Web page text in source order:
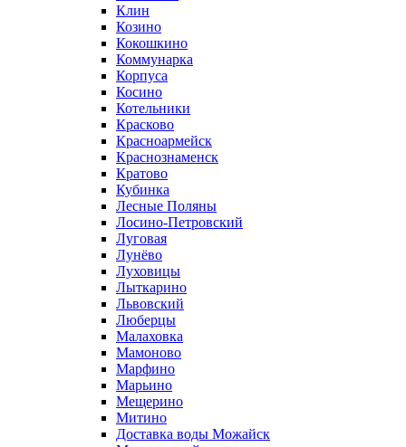
Клин
Козино
Кокошкино
Коммунарка
Корпуса
Косино
Котельники
Красково
Красноармейск
Краснознаменск
Кратово
Кубинка
Лесные Поляны
Лосино-Петровский
Луговая
Лунёво
Луховицы
Лыткарино
Львовский
Люберцы
Малаховка
Мамоново
Марфино
Марьино
Мещерино
Митино
Доставка воды Можайск